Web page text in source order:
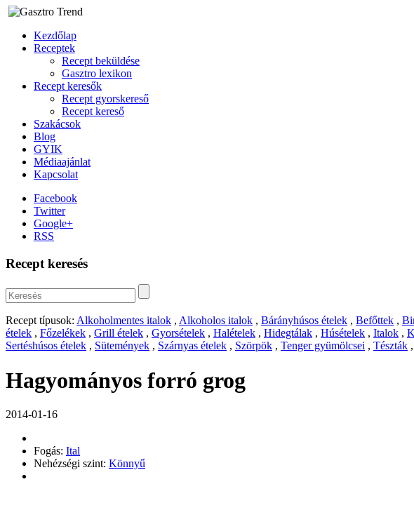
Kezdőlap
Receptek
Recept beküldése
Gasztro lexikon
Recept keresők
Recept gyorskereső
Recept kereső
Szakácsok
Blog
GYIK
Médiaajánlat
Kapcsolat
Facebook
Twitter
Google+
RSS
Recept keresés
Recept típusok: Alkoholmentes italok , Alkoholos italok , Bárányhúsos ételek , Befőttek ,
ételek , Főzelékek , Grill ételek , Gyorsételek , Halételek , Hidegtálak , Húsételek , Italok ,
Sertéshúsos ételek , Sütemények , Szárnyas ételek , Szörpök , Tenger gyümölcsei , Tészták ,
Hagyományos forró grog
2014-01-16
Fogás: Ital
Nehézségi szint: Könnyű